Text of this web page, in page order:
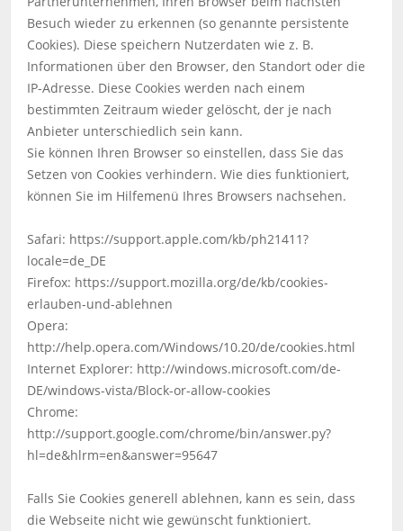
Besuch wieder zu erkennen (so genannte persistente
Cookies). Diese speichern Nutzerdaten wie z. B.
Informationen über den Browser, den Standort oder die
IP-Adresse. Diese Cookies werden nach einem
bestimmten Zeitraum wieder gelöscht, der je nach
Anbieter unterschiedlich sein kann.
Sie können Ihren Browser so einstellen, dass Sie das
Setzen von Cookies verhindern. Wie dies funktioniert,
können Sie im Hilfemenü Ihres Browsers nachsehen.
Safari: https://support.apple.com/kb/ph21411?
locale=de_DE
Firefox: https://support.mozilla.org/de/kb/cookies-
erlauben-und-ablehnen
Opera:
http://help.opera.com/Windows/10.20/de/cookies.html
Internet Explorer: http://windows.microsoft.com/de-
DE/windows-vista/Block-or-allow-cookies
Chrome:
http://support.google.com/chrome/bin/answer.py?
hl=de&hlrm=en&answer=95647
Falls Sie Cookies generell ablehnen, kann es sein, dass
die Webseite nicht wie gewünscht funktioniert.